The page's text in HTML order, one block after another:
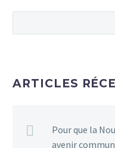
ARTICLES
Pour que la
avenir commun